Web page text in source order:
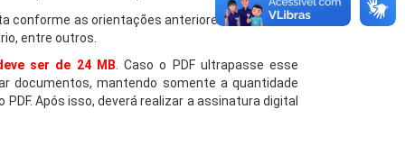
conforme as orientações anteriores. Além disso,
entre outros.
ser de 24 MB . Caso o PDF ultrapasse esse
documentos, mantendo somente a quantidade
Após isso, deverá realizar a assinatura digital